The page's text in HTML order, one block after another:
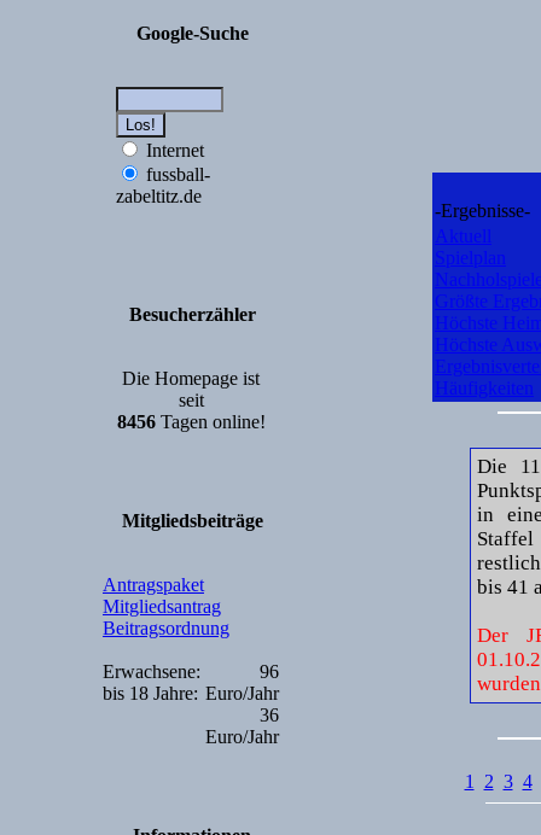
Google-Suche
Internet
fussball-
zabeltitz.de
Besucherzähler
Die Homepage ist
seit
8456Tagen online!
Mitgliedsbeiträge
Antragspaket
Mitgliedsantrag
Beitragsordnung
Erwachsene:
bis 18 Jahre:
96
Euro/Jahr
36
Euro/Jahr
-Ergebnisse-
Aktuell
Spielplan
Größte
Höchste
Höchste
Häufigkeiten
Die
in
Staffel
bis 41
Der
1 2 3 4